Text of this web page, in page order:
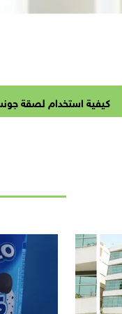
كيفية استخدام لصقة